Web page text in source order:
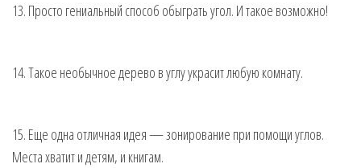
13. Просто гениальный способ обыграть угол. И такое возможно!
14. Такое необычное дерево в углу украсит любую комнату.
15. Еще одна отличная идея — зонирование при помощи углов.
Места хватит и детям, и книгам.